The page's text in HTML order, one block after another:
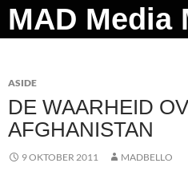
Ga
naar
Zoeken
ASIDE
DE WAARHEID
AFGHANISTAN
9 OKTOBER 2011 MADBELLO